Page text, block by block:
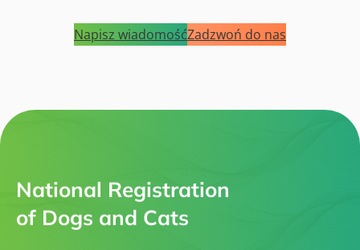
Napisz wiadomośćZadzwoń do nas
National Registration
of Dogs and Cats